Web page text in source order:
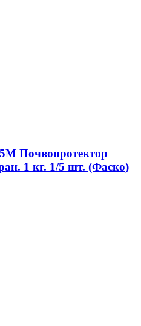
Почвопротектор
1 кг. 1/5 шт. (Фаско)